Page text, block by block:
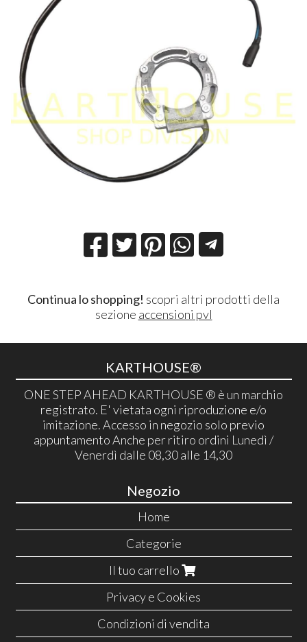
Continua lo shopping! scopri altri prodotti della
sezione accensioni pvl
KARTHOUSE®
ONE STEP AHEAD KARTHOUSE ® è un marchio
registrato. E' vietata ogni riproduzione e/o
imitazione. Accesso in negozio solo previo
appuntamento Anche per ritiro ordini Lunedì /
Venerdì dalle 08,30 alle 14,30
Negozio
Home
Categorie
Il tuo carrello
Privacy e Cookies
Condizioni di vendita